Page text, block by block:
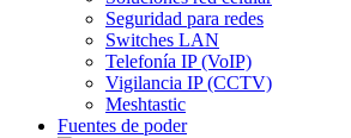
Seguridad para redes
Switches LAN
Telefonía IP (VoIP)
Vigilancia IP (CCTV)
Meshtastic
Fuentes de poder